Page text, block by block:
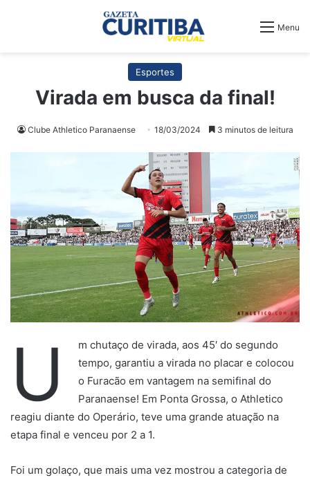
Menu
Esportes
Virada em busca da final!
Clube Athletico Paranaense 18/03/2024 3 minutos de leitura
U
m chutaço de virada, aos 45′ do segundo
tempo, garantiu a virada no placar e colocou
o Furacão em vantagem na semifinal do
Paranaense! Em Ponta Grossa, o Athletico
reagiu diante do Operário, teve uma grande atuação na
etapa final e venceu por 2 a 1.
Foi um golaço, que mais uma vez mostrou a categoria de